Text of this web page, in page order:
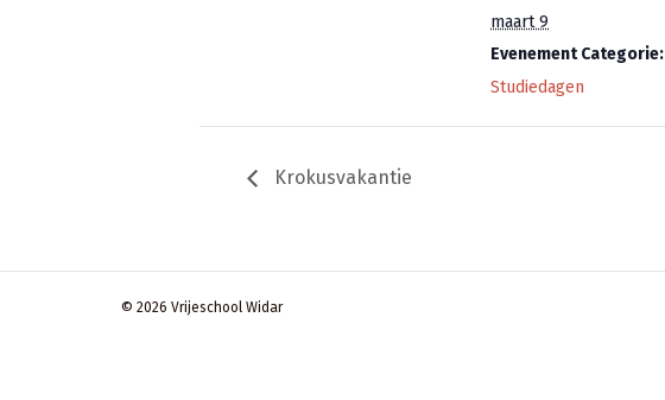
maart 9
Evenement Categorie:
Studiedagen
Krokusvakantie
© 2026 Vrijeschool Widar